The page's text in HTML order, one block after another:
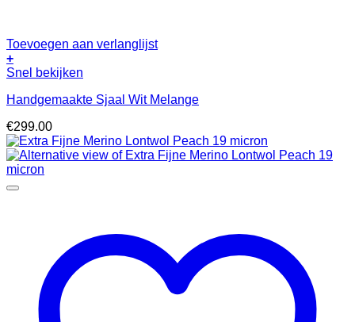
Toevoegen aan verlanglijst
+
Snel bekijken
Handgemaakte Sjaal Wit Melange
€299.00